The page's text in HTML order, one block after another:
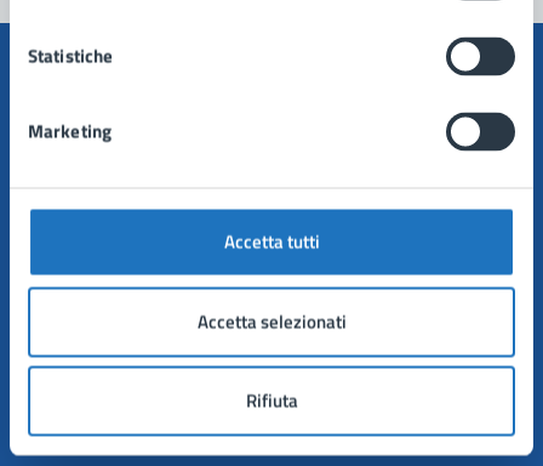
Statistiche
Marketing
Accetta tutti
Accetta selezionati
Rifiuta
Organi di governo
Aree amministrative
Enti e fondazioni
Documenti e dati